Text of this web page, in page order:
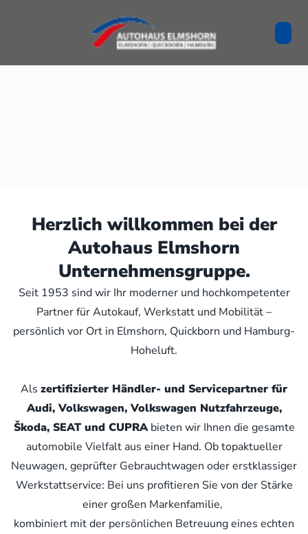
Herzlich willkommen bei der
Autohaus Elmshorn
Unternehmensgruppe.
Seit 1953 sind wir Ihr moderner und hochkompetenter
Partner für Autokauf, Werkstatt und Mobilität –
persönlich vor Ort in Elmshorn, Quickborn und Hamburg-
Hoheluft.
Als zertifizierter Händler- und Servicepartner für
Audi, Volkswagen, Volkswagen Nutzfahrzeuge,
Škoda, SEAT und CUPRAbieten wir Ihnen die gesamte
automobile Vielfalt aus einer Hand. Ob topaktueller
Neuwagen, geprüfter Gebrauchtwagen oder erstklassiger
Werkstattservice: Bei uns profitieren Sie von der Stärke
einer großen Markenfamilie,
kombiniert mit der persönlichen Betreuung eines echten